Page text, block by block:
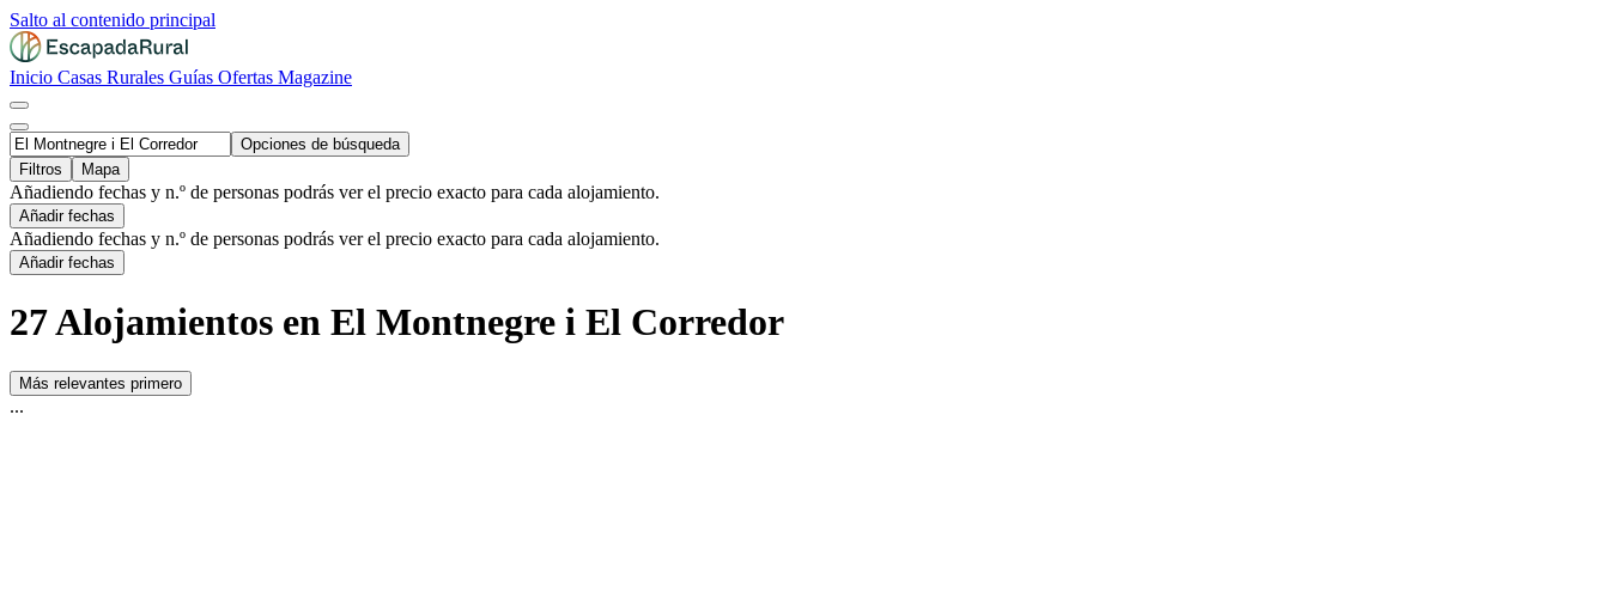
Salto al contenido principal
Inicio Casas Rurales Guías Ofertas Magazine
Opciones de búsqueda
Filtros
Mapa
Añadiendo fechas y n.º de personas podrás ver el precio exacto para cada alojamiento.
Añadir fechas
Añadiendo fechas y n.º de personas podrás ver el precio exacto para cada alojamiento.
Añadir fechas
27 Alojamientos en El Montnegre i El Corredor
Más relevantes primero
...